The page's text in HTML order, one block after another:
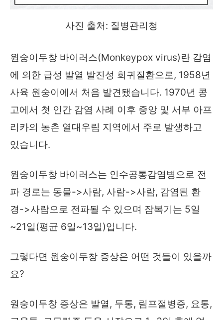
사진 출처: 질병관리청
원숭이두창 바이러스(Monkeypox virus)란 감염
에 의한 급성 발열 발진성 희귀질환으로, 1958년
사육 원숭이에서 처음 발견됐습니다. 1970년 콩
고에서 첫 인간 감염 사례 이후 중앙 및 서부 아프
리카의 농촌 열대우림 지역에서 주로 발생하고
있습니다.
원숭이두창 바이러스는 인수공통감염병으로 전
파 경로는 동물->사람, 사람->사람, 감염된 환
경->사람으로 전파될 수 있으며 잠복기는 5일
~21일(평균 6일~13일)입니다.
그렇다면 원숭이두창 증상은 어떤 것들이 있을까
요?
원숭이두창 증상은 발열, 두통, 림프절병증, 요통,